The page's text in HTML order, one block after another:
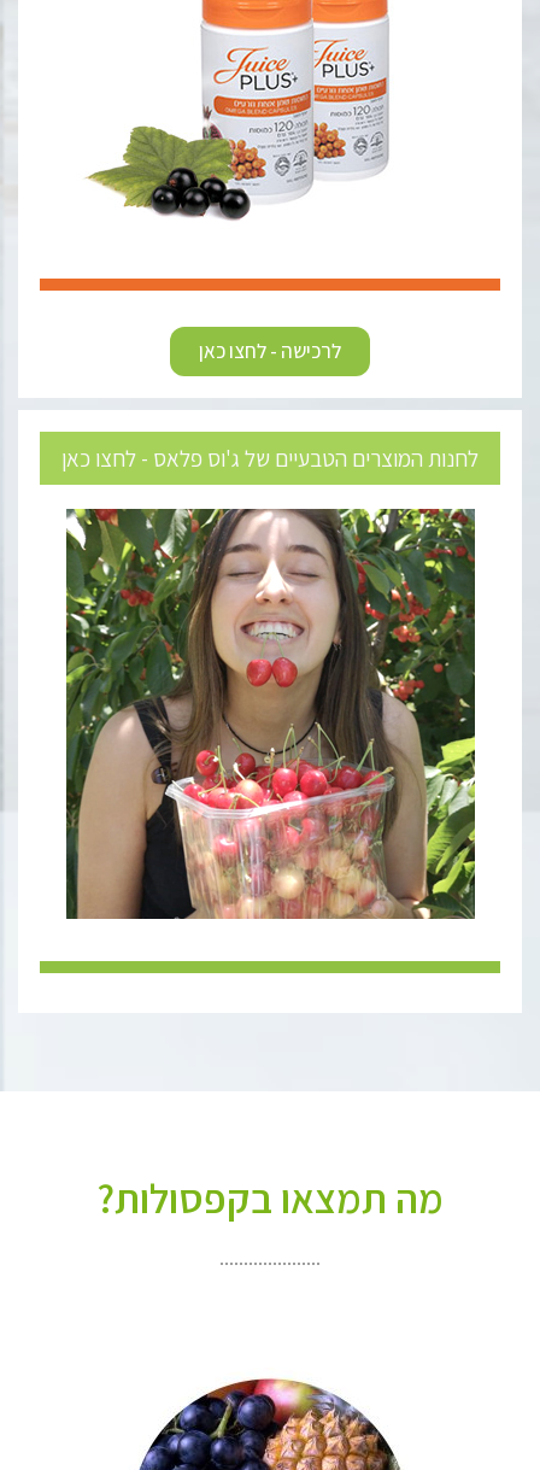
לרכישה - לחצו כאן
לחנות המוצרים הטבעיים של ג'וס פלאס - לחצו כאן
מה תמצאו בקפסולות?